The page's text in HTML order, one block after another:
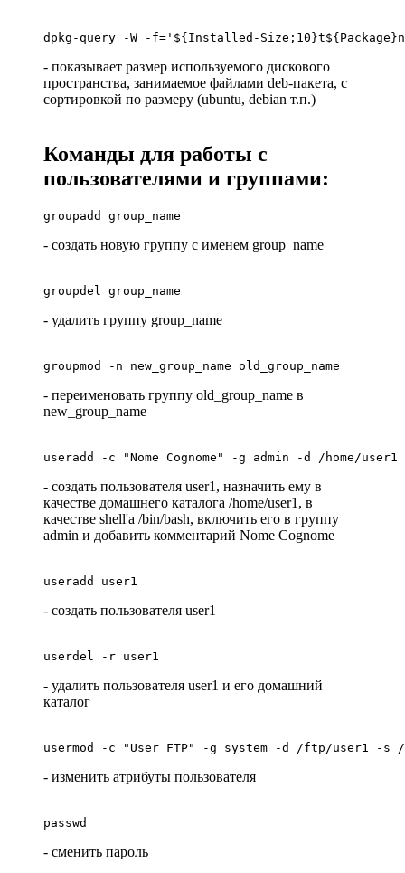
dpkg-query -W -f='${Installed-
- показывает размер используемого дискового
пространства, занимаемое файлами deb-пакета, с
сортировкой по размеру (ubuntu, debian т.п.)
Команды для работы с
пользователями и группами:
groupadd group_name
- создать новую группу с именем group_name
groupdel group_name
- удалить группу group_name
groupmod -n new_group_name old_group_name
- переименовать группу old_group_name в
new_group_name
useradd -c "Nome Cognome" -g admin -d /home/
- создать пользователя user1, назначить ему в
качестве домашнего каталога /home/user1, в
качестве shell'а /bin/bash, включить его в группу
admin и добавить комментарий Nome Cognome
useradd user1
- создать пользователя user1
userdel -r user1
- удалить пользователя user1 и его домашний
каталог
usermod -c "User FTP" -g system -d /ftp/user1 -s
- изменить атрибуты пользователя
passwd
- сменить пароль